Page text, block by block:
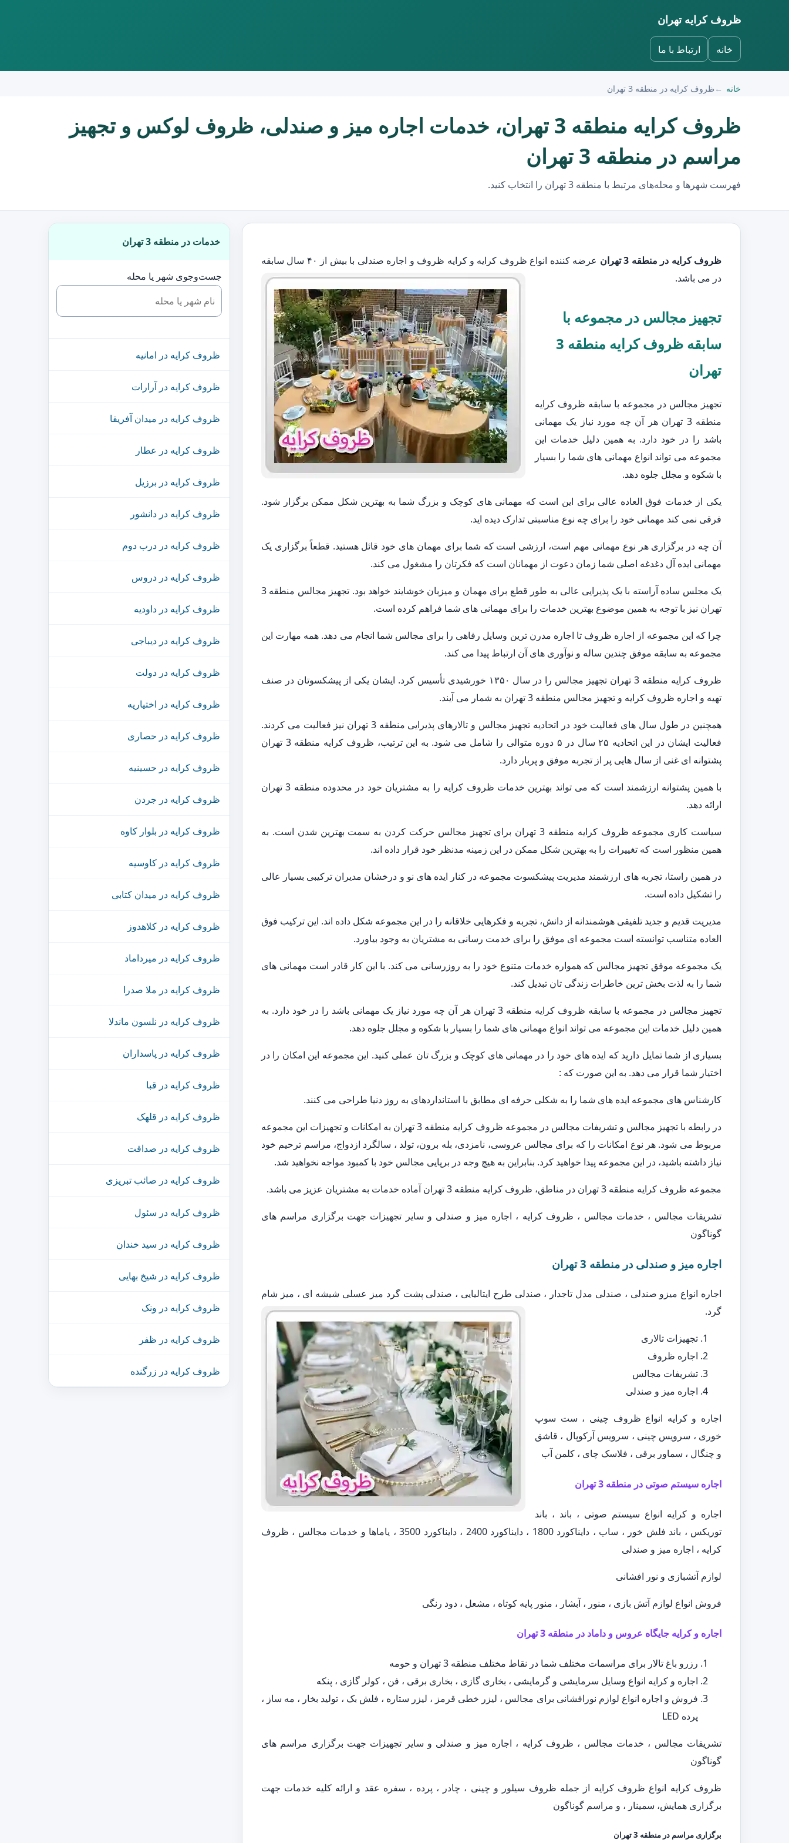
ظروف کرایه تهران
خانه ارتباط با ما
خانه ظروف کرایه در منطقه 3 تهران
ظروف کرایه منطقه 3 تهران، خدمات اجاره میز و صندلی، ظروف لوکس و تجهیز
مراسم در منطقه 3 تهران
فهرست شهرها و محله‌های مرتبط با منطقه 3 تهران را انتخاب کنید.
ظروف کرایه در منطقه 3 تهران
عرضه کننده انواع ظروف کرایه و کرایه ظروف و اجاره صندلی با بیش از ۴۰ سال سابقه
در می باشد.
تجهیز مجالس در مجموعه با
سابقه ظروف کرایه منطقه 3
تهران
تجهیز مجالس در مجموعه با سابقه ظروف کرایه
منطقه 3 تهران هر آن چه مورد نیاز یک مهمانی
باشد را در خود دارد. به همین دلیل خدمات این
مجموعه می تواند انواع مهمانی های شما را بسیار
با شکوه و مجلل جلوه دهد.
یکی از خدمات فوق العاده عالی برای این است که مهمانی های کوچک و بزرگ شما به بهترین شکل ممکن برگزار شود.
فرقی نمی کند مهمانی خود را برای چه نوع مناسبتی تدارک دیده اید.
آن چه در برگزاری هر نوع مهمانی مهم است، ارزشی است که شما برای مهمان های خود قائل هستید. قطعاً برگزاری یک
مهمانی ایده آل دغدغه اصلی شما زمان دعوت از مهمانان است که فکرتان را مشغول می کند.
یک مجلس ساده آراسته با یک پذیرایی عالی به طور قطع برای مهمان و میزبان خوشایند خواهد بود. تجهیز مجالس منطقه 3
تهران نیز با توجه به همین موضوع بهترین خدمات را برای مهمانی های شما فراهم کرده است.
چرا که این مجموعه از اجاره ظروف تا اجاره مدرن ترین وسایل رفاهی را برای مجالس شما انجام می دهد. همه مهارت این
مجموعه به سابقه موفق چندین ساله و نوآوری های آن ارتباط پیدا می کند.
ظروف کرایه منطقه 3 تهران تجهیز مجالس را در سال ۱۳۵۰ خورشیدی تأسیس کرد. ایشان یکی از پیشکسوتان در صنف
تهیه و اجاره ظروف کرایه و تجهیز مجالس منطقه 3 تهران به شمار می آیند.
همچنین در طول سال های فعالیت خود در اتحادیه تجهیز مجالس و تالارهای پذیرایی منطقه 3 تهران نیز فعالیت می کردند.
فعالیت ایشان در این اتحادیه ۲۵ سال در ۵ دوره متوالی را شامل می شود. به این ترتیب، ظروف کرایه منطقه 3 تهران
پشتوانه ای غنی از سال هایی پر از تجربه موفق و پربار دارد.
با همین پشتوانه ارزشمند است که می تواند بهترین خدمات ظروف کرایه را به مشتریان خود در محدوده منطقه 3 تهران
ارائه دهد.
سیاست کاری مجموعه ظروف کرایه منطقه 3 تهران برای تجهیز مجالس حرکت کردن به سمت بهترین شدن است. به
همین منظور است که تغییرات را به بهترین شکل ممکن در این زمینه مدنظر خود قرار داده اند.
در همین راستا، تجربه های ارزشمند مدیریت پیشکسوت مجموعه در کنار ایده های نو و درخشان مدیران ترکیبی بسیار عالی
را تشکیل داده است.
مدیریت قدیم و جدید تلفیقی هوشمندانه از دانش، تجربه و فکرهایی خلاقانه را در این مجموعه شکل داده اند. این ترکیب فوق
العاده متناسب توانسته است مجموعه ای موفق را برای خدمت رسانی به مشتریان به وجود بیاورد.
یک مجموعه موفق تجهیز مجالس که همواره خدمات متنوع خود را به روزرسانی می کند. با این کار قادر است مهمانی های
شما را به لذت بخش ترین خاطرات زندگی تان تبدیل کند.
تجهیز مجالس در مجموعه با سابقه ظروف کرایه منطقه 3 تهران هر آن چه مورد نیاز یک مهمانی باشد را در خود دارد. به
همین دلیل خدمات این مجموعه می تواند انواع مهمانی های شما را بسیار با شکوه و مجلل جلوه دهد.
بسیاری از شما تمایل دارید که ایده های خود را در مهمانی های کوچک و بزرگ تان عملی کنید. این مجموعه این امکان را در
اختیار شما قرار می دهد. به این صورت که :
کارشناس های مجموعه ایده های شما را به شکلی حرفه ای مطابق با استانداردهای به روز دنیا طراحی می کنند.
در رابطه با تجهیز مجالس و تشریفات مجالس در مجموعه ظروف کرایه منطقه 3 تهران به امکانات و تجهیزات این مجموعه
مربوط می شود. هر نوع امکانات را که برای مجالس عروسی، نامزدی، بله برون، تولد ، سالگرد ازدواج، مراسم ترحیم خود
نیاز داشته باشید، در این مجموعه پیدا خواهید کرد. بنابراین به هیچ وجه در برپایی مجالس خود با کمبود مواجه نخواهید شد.
مجموعه ظروف کرایه منطقه 3 تهران در مناطق، ظروف کرایه منطقه 3 تهران آماده خدمات به مشتریان عزیز می باشد.
تشریفات مجالس ، خدمات مجالس ، ظروف کرایه ، اجاره میز و صندلی و سایر تجهیزات جهت برگزاری مراسم های
گوناگون
اجاره میز و صندلی در منطقه 3 تهران
اجاره انواع میزو صندلی ، صندلی مدل تاجدار ، صندلی طرح ایتالیایی ، صندلی پشت گرد میز عسلی شیشه ای ، میز شام
گرد.
تجهیزات تالاری
اجاره ظروف
تشریفات مجالس
اجاره میز و صندلی
اجاره و کرایه انواع ظروف چینی ، ست سوپ
خوری ، سرویس چینی ، سرویس آرکوپال ، قاشق
و چنگال ، سماور برقی ، فلاسک چای ، کلمن آب
اجاره سیستم صوتی در منطقه 3 تهران
اجاره و کرایه انواع سیستم صوتی ، باند ، باند
توریکس ، باند فلش خور ، ساب ، دایناکورد 1800 ، دایناکورد 2400 ، دایناکورد 3500 ، یاماها و خدمات مجالس ، ظروف
کرایه ، اجاره میز و صندلی
لوازم آتشبازی و نور افشانی
فروش انواع لوازم آتش بازی ، منور ، آبشار ، منور پایه کوتاه ، مشعل ، دود رنگی
اجاره و کرایه جایگاه عروس و داماد در منطقه 3 تهران
رزرو باغ تالار برای مراسمات مختلف شما در نقاط مختلف منطقه 3 تهران و حومه
اجاره و کرایه انواع وسایل سرمایشی و گرمایشی ، بخاری گازی ، بخاری برقی ، فن ، کولر گازی ، پنکه
فروش و اجاره انواع لوازم نورافشانی برای مجالس ، لیزر خطی قرمز ، لیزر ستاره ، فلش بک ، تولید بخار ، مه ساز ،
پرده LED
تشریفات مجالس ، خدمات مجالس ، ظروف کرایه ، اجاره میز و صندلی و سایر تجهیزات جهت برگزاری مراسم های
گوناگون
ظروف کرایه انواع ظروف کرایه از جمله ظروف سیلور و چینی ، چادر ، پرده ، سفره عقد و ارائه کلیه خدمات جهت
برگزاری همایش، سمینار ، و مراسم گوناگون
برگزاری مراسم در منطقه 3 تهران
خدمات در منطقه 3 تهران
جست‌وجوی شهر یا محله
ظروف کرایه در امانیه
ظروف کرایه در آرارات
ظروف کرایه در میدان آفریقا
ظروف کرایه در عطار
ظروف کرایه در برزیل
ظروف کرایه در دانشور
ظروف کرایه در درب دوم
ظروف کرایه در دروس
ظروف کرایه در داودیه
ظروف کرایه در دیباجی
ظروف کرایه در دولت
ظروف کرایه در اختیاریه
ظروف کرایه در حصاری
ظروف کرایه در حسینیه
ظروف کرایه در جردن
ظروف کرایه در بلوار کاوه
ظروف کرایه در کاوسیه
ظروف کرایه در میدان کتابی
ظروف کرایه در کلاهدوز
ظروف کرایه در میرداماد
ظروف کرایه در ملا صدرا
ظروف کرایه در نلسون ماندلا
ظروف کرایه در پاسداران
ظروف کرایه در قبا
ظروف کرایه در قلهک
ظروف کرایه در صداقت
ظروف کرایه در صائب تبریزی
ظروف کرایه در سئول
ظروف کرایه در سید خندان
ظروف کرایه در شیخ بهایی
ظروف کرایه در ونک
ظروف کرایه در ظفر
ظروف کرایه در زرگنده